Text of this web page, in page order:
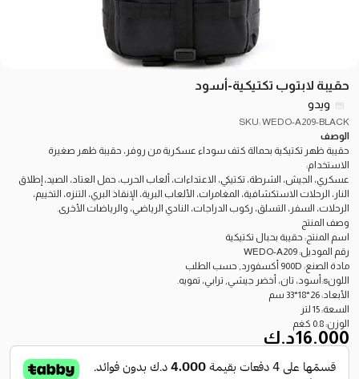
حقيبة لابتوب تكتيكية-أسود
ويدو
SKU: WEDO-A209-BLACK
الوصف
حقيبة ظهر تكتيكية بحمالة كتف سوداء عسكرية من روفر، حقيبة ظهر صغيرة
الاستخدام:
عسكري، الجيش، الشرطة، تكتيكي، الاعتداءات، ألعاب الحرب، حمل العتاد، الصيد، إطلاق
النار، الرحلات الاستكشافية، المغامرات، الألعاب البرية، الإنقاذ البري، التنزه، التخييم،
الرحلات، السفر، التسلق، ركوب الدراجات، النادي الرياضي، والرياضات الأخرى.
وصف المنتج
اسم المنتج: حقيبة بحبال تكتيكية
رقم الموديل: WEDO-A209
مادة الصنع: 900D أكسفورد, حسب الطلب
اللونs:أسود، تان، أخضر جيشي, ترابي، تمويه.
الأبعاد: 26*18*33 سم
السعة: 15 لتر
الوزن: 0.8 كغم
16.000د.ك